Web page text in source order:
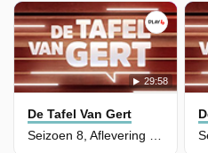
29:58
De Tafel Van Gert
Seizoen 8, Aflevering 19 - De Tafel van de Week - 19